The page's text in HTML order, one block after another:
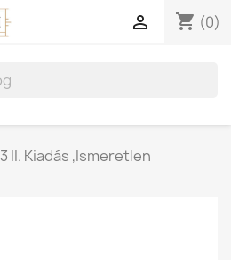
shopping_cart (0)

II. Kiadás ,Ismeretlen